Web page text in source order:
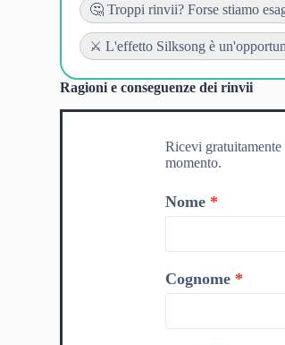
🤔 Troppi rinvii? Forse stiamo
⚔️ L'effetto Silksong è
Ragioni e conseguenze dei rinvii
Ricevi
momento.
Nome
Cognome